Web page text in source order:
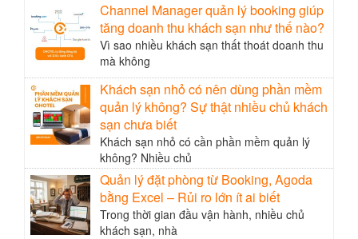
Channel Manager quản lý booking giúp
tăng doanh thu khách sạn như thế nào?
Vì sao nhiều khách sạn thất thoát doanh thu
mà không
Khách sạn nhỏ có nên dùng phần mềm
quản lý không? Sự thật nhiều chủ khách
sạn chưa biết
Khách sạn nhỏ có cần phần mềm quản lý
không? Nhiều chủ
Quản lý đặt phòng từ Booking, Agoda
bằng Excel – Rủi ro lớn ít ai biết
Trong thời gian đầu vận hành, nhiều chủ
khách sạn, nhà